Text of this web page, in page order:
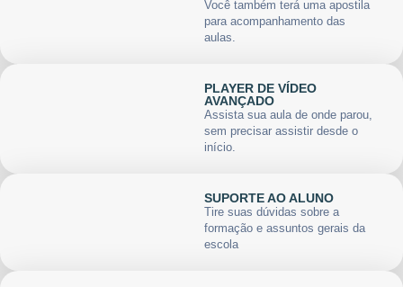
Você também terá uma apostila
para acompanhamento das
aulas.
PLAYER DE VÍDEO
AVANÇADO
Assista sua aula de onde parou,
sem precisar assistir desde o
início.
SUPORTE AO ALUNO
Tire suas dúvidas sobre a
formação e assuntos gerais da
escola